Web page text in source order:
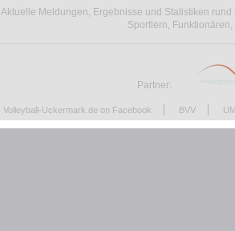
Aktuelle Meldungen, Ergebnisse und Statistiken
Sportlern,
Partner:
Volleyball-Uckermark.de on Facebook BVV